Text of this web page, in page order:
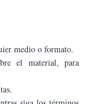
medio o formato.
el material, para